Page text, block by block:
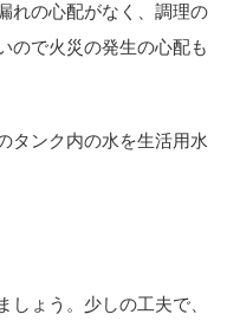
れの心配がなく、調理の
ので火災の発生の心配も
タンク内の水を生活用水
ょう。少しの工夫で、